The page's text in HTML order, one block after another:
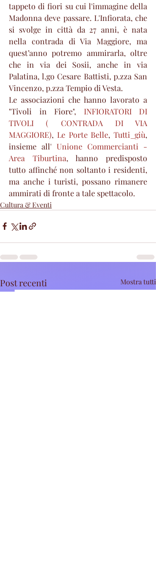
tappeto di fiori su cui l'immagine della
Madonna deve passare. L'Infiorata, che
si svolge in città da 27 anni, è nata
nella contrada di Via Maggiore, ma
quest’anno potremo ammirarla, oltre
che in via dei Sosii, anche in via
Palatina, l.go Cesare Battisti, p.zza San
Vincenzo, p.zza Tempio di Vesta.
Le associazioni che hanno lavorato a
"Tivoli in Fiore", INFIORATORI DI
TIVOLI ( CONTRADA DI VIA
MAGGIORE), Le Porte Belle, Tutti_giù,
insieme all' Unione Commercianti -
Area Tiburtina, hanno predisposto
tutto affinché non soltanto i residenti,
ma anche i turisti, possano rimanere
ammirati di fronte a tale spettacolo.
Cultura & Eventi
Post recenti Mostra tutti